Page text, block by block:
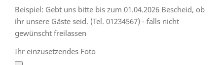
Beispiel: Gebt uns bitte bis zum 01.04.2026 Bescheid, ob
ihr unsere Gäste seid. (Tel. 01234567) - falls nicht
gewünscht freilassen
Ihr einzusetzendes Foto